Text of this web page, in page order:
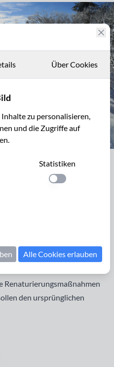
im Winter
Teilen sind mehrere
Der Eupener
der
Renaturierungsmaßnahmen
den ursprünglichen
Über Cookies
zu personalisieren,
und die Zugriffe auf
Statistiken
Einstellung
Alle Cookies erlauben